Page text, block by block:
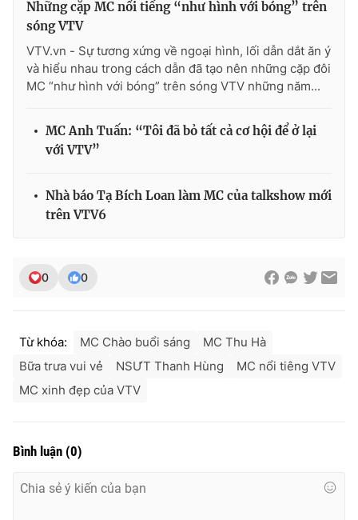
Ðiện thoại Thời báo VTV:024.66 897 897
Email:toasoan@vtv.vn
Liên hệ quảng cáo:024-7300.7108
® Cấm sao chép dưới mọi hình thức nếu không có sự chấp
thuận bằng văn bản. Ghi rõ nguồn VTV.vn khi phát hành lại
Những cặp MC nổi tiếng “như hình với bóng” trên
sóng VTV
VTV.vn - Sự tương xứng về ngoại hình, lối dẫn dắt ăn ý
và hiểu nhau trong cách dẫn đã tạo nên những cặp đôi
MC “như hình với bóng” trên sóng VTV những năm...
MC Anh Tuấn: “Tôi đã bỏ tất cả cơ hội để ở lại
với VTV”
Nhà báo Tạ Bích Loan làm MC của talkshow mới
trên VTV6
0 0
Từ khóa: MC Chào buổi sáng
MC Thu Hà
Bữa trưa vui vẻ
NSƯT Thanh Hùng
MC nổi tiêng VTV
MC xinh đẹp của VTV
Bình luận (0)